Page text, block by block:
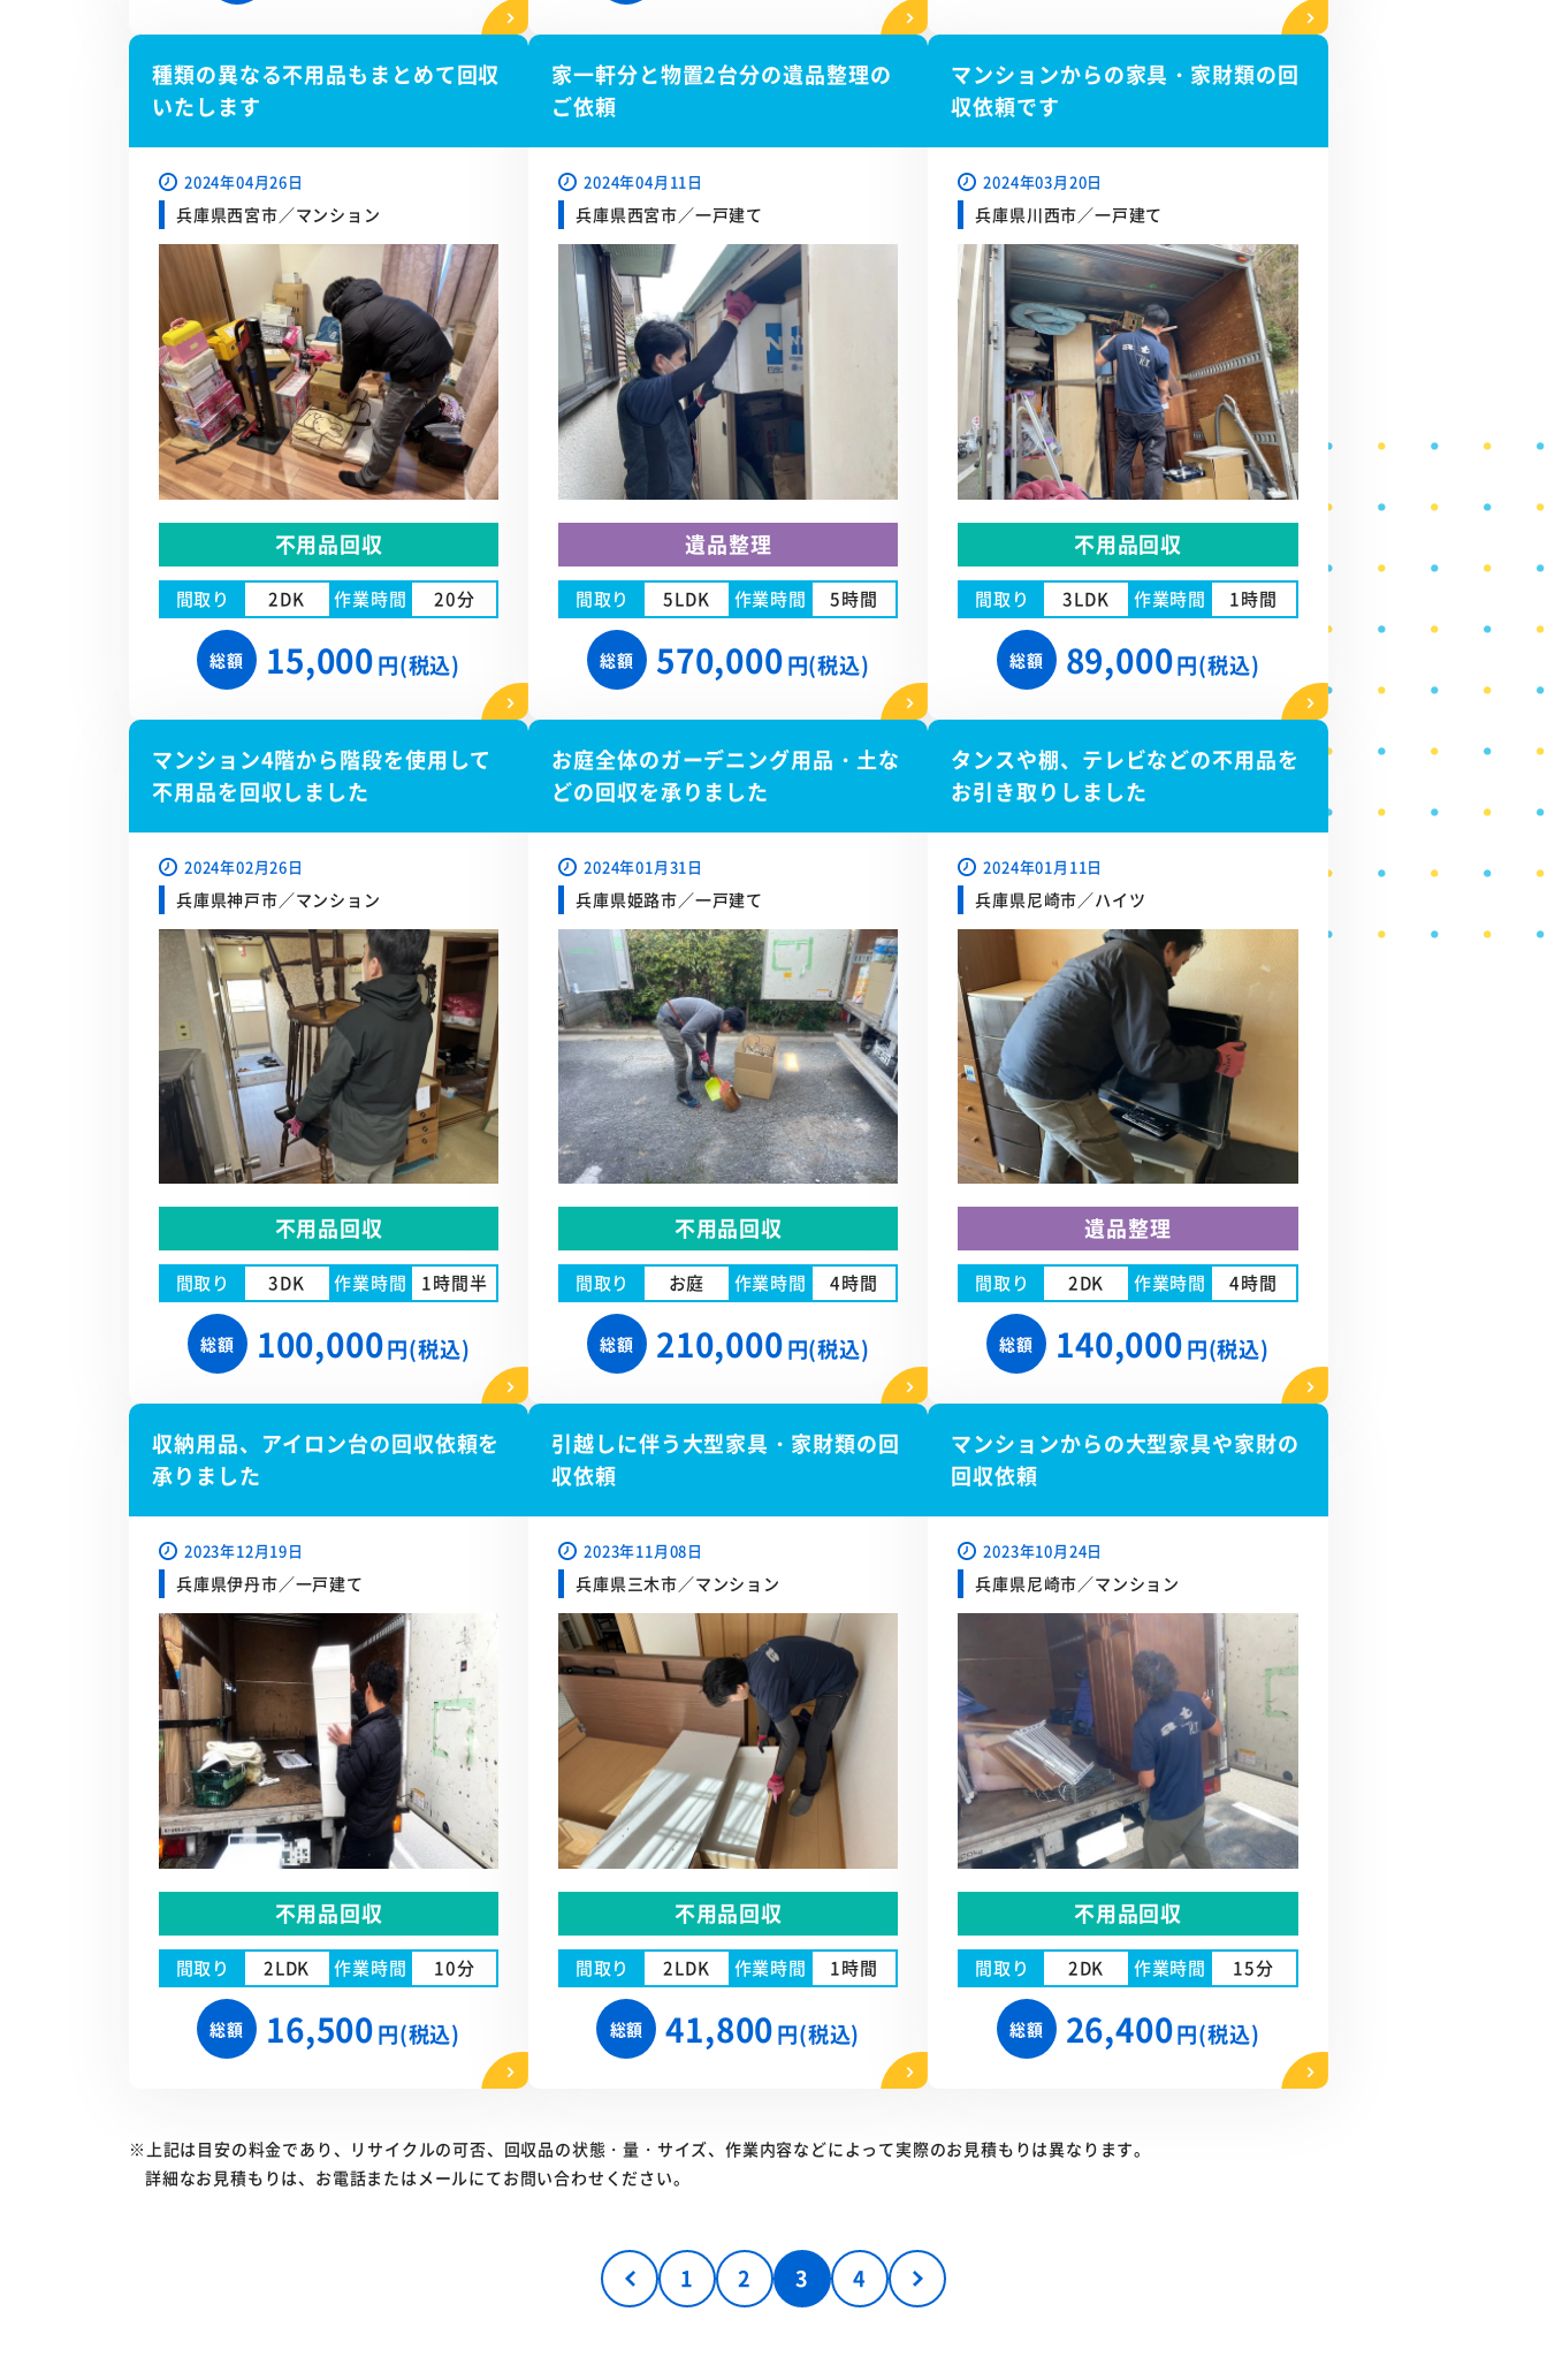
種類の異なる不用品もまとめて回収
いたします
2024年04月26日
兵庫県西宮市／マンション
不用品回収
間取り 2DK 作業時間 20分
総額 15,000円(税込)
家一軒分と物置2台分の遺品整理の
ご依頼
2024年04月11日
兵庫県西宮市／一戸建て
遺品整理
間取り 5LDK 作業時間 5時間
総額 570,000円(税込)
マンションからの家具・家財類の回
収依頼です
2024年03月20日
兵庫県川西市／一戸建て
不用品回収
間取り 3LDK 作業時間 1時間
総額 89,000円(税込)
マンション4階から階段を使用して
不用品を回収しました
2024年02月26日
兵庫県神戸市／マンション
不用品回収
間取り 3DK 作業時間 1時間半
総額 100,000円(税込)
お庭全体のガーデニング用品・土な
どの回収を承りました
2024年01月31日
兵庫県姫路市／一戸建て
不用品回収
間取り お庭 作業時間 4時間
総額 210,000円(税込)
タンスや棚、テレビなどの不用品を
お引き取りしました
2024年01月11日
兵庫県尼崎市／ハイツ
遺品整理
間取り 2DK 作業時間 4時間
総額 140,000円(税込)
収納用品、アイロン台の回収依頼を
承りました
2023年12月19日
兵庫県伊丹市／一戸建て
不用品回収
間取り 2LDK 作業時間 10分
総額 16,500円(税込)
引越しに伴う大型家具・家財類の回
収依頼
2023年11月08日
兵庫県三木市／マンション
不用品回収
間取り 2LDK 作業時間 1時間
総額 41,800円(税込)
マンションからの大型家具や家財の
回収依頼
2023年10月24日
兵庫県尼崎市／マンション
不用品回収
間取り 2DK 作業時間 15分
総額 26,400円(税込)
※上記は目安の料金であり、リサイクルの可否、回収品の状態・量・サイズ、作業内容などによって実際のお見積もりは異なります。
詳細なお見積もりは、お電話またはメールにてお問い合わせください。
1 2 3 4